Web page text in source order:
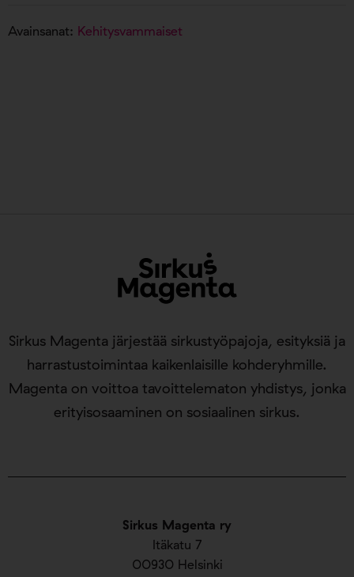
Avainsanat: Kehitysvammaiset
Sirkus Magenta ry
Itäkatu 7
00930 Helsinki
Sirkus Magenta järjestää sirkustyöpajoja, esityksiä ja
harrastustoimintaa kaikenlaisille kohderyhmille.
Magenta on voittoa tavoittelematon yhdistys, jonka
erityisosaaminen on sosiaalinen sirkus.